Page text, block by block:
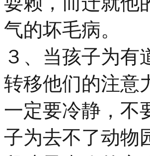
气的坏毛病。
３、当孩子为有
转移他们的注意
一定要冷静，不
子为去不了动物